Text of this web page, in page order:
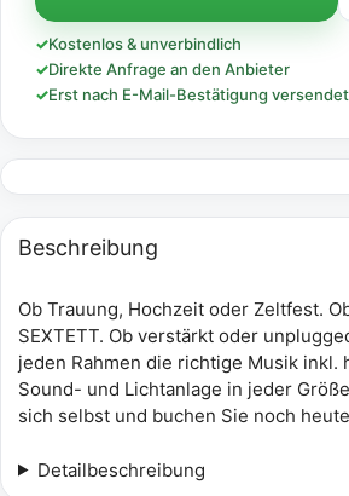
✓Kostenlos & unverbindlich
✓Direkte Anfrage an den Anbieter
✓Erst nach E-Mail-Bestätigung versendet
Beschreibung
Ob Trauung, Hochzeit oder Zeltfest.
SEXTETT. Ob verstärkt oder
jeden Rahmen die richtige Musik inkl.
Sound- und Lichtanlage in jeder
sich selbst und buchen Sie noch
Detailbeschreibung